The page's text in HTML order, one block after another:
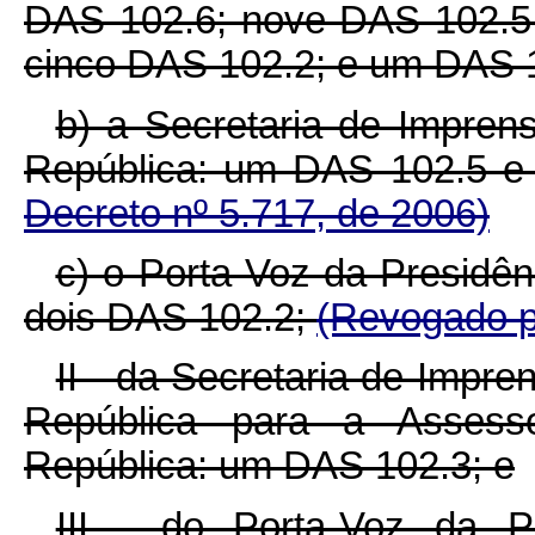
DAS 102.6; nove DAS
cinco DAS 102.2; e um DAS
b) a Secretaria de
República: um DAS 102.5
Decreto nº 5.717, de 2006)
c) o Porta-Voz da
dois DAS 102.2;(Revogado
II - da Secretaria de
República para a
República: um DAS 102.3; e
III - do Porta-Voz da